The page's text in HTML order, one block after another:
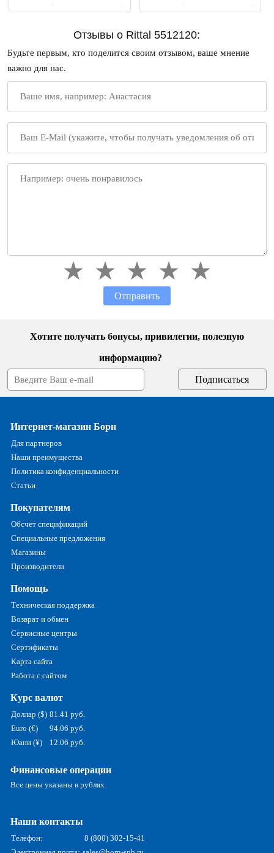
Отзывы о Rittal 5512120:
Будьте первым, кто поделится своим отзывом, ваше мнение
важно для нас.
Отправить
Хотите получать бонусы, привилегии, полезную
информацию?
Интернет-магазин Борн
Для партнеров
Наши преимущества
Политика конфиденциальности
Статьи
Покупателям
Обсчет спецификаций
Специальные предложения
Магазины
Производители
Помощь
Техническая поддержка
Возврат и обмен
Сервисные центры
Сертификаты
Карта сайта
Работа с сайтом
Курс валют
Доллар ($) 81.41 руб.
Euro (€)
94.06 руб.
Юани (¥)
12.06 руб.
Финансовые операции
Все цены указаны в рублях.
Наши контакты
Телефон:
8 (800) 302-15-41